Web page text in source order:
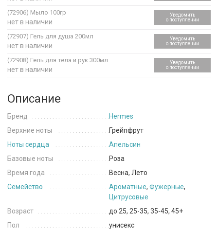
(72906) Мыло 100гр
нет в наличии
Уведомить
о поступлении
(72907) Гель для душа 200мл
нет в наличии
Уведомить
о поступлении
(72908) Гель для тела и рук 300мл
нет в наличии
Уведомить
о поступлении
Описание
Бренд
Hermes
Верхние ноты
Грейпфрут
Ноты сердца
Апельсин
Базовые ноты
Роза
Время года
Весна, Лето
Семейство
Ароматные, Фужерные,
Цитрусовые
Возраст
до 25, 25-35, 35-45, 45+
Пол
унисекс